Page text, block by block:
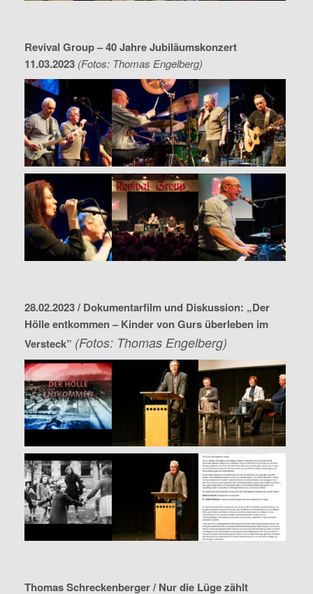
Revival Group – 40 Jahre Jubiläumskonzert
11.03.2023 (Fotos: Thomas Engelberg)
28.02.2023 / Dokumentarfilm und Diskussion: „Der
Hölle entkommen – Kinder von Gurs überleben im
Versteck” (Fotos: Thomas Engelberg)
Thomas Schreckenberger / Nur die Lüge zählt